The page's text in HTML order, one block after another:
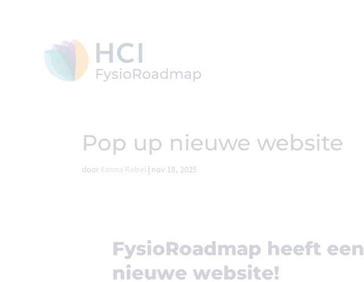
Pop up nieuwe website
door Emma Rebel | nov 18, 2025
FysioRoadmap heeft een
nieuwe website!